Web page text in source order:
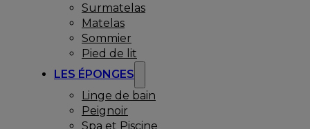
Surmatelas
Matelas
Sommier
Pied de lit
LES ÉPONGES
Linge de bain
Peignoir
Spa et Piscine